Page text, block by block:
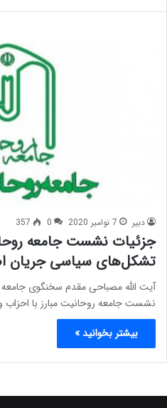
دبیر 7 نوامبر 2020 0
357
جزئیات نشست جامعه
تشکل‌های سیاسی جریان
آیت الله مصباحی مقدم سخنگوی جامعه
نشست جامعه روحانیت مبارز با
بیشتر بخوانید »